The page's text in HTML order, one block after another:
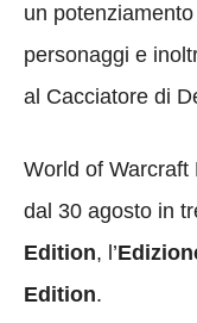
un
personaggi e
al Cacciatore di
World of
dal 30 agosto in
Edition, l’
Edition.